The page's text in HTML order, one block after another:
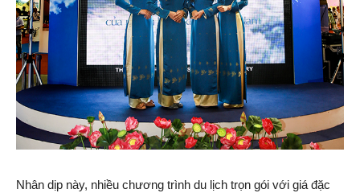
Nhân dịp này, nhiều chương trình du lịch trọn gói với giá đặc